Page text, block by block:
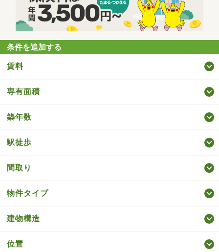
条件を追加する
賃料
専有面積
築年数
駅徒歩
間取り
物件タイプ
建物構造
位置